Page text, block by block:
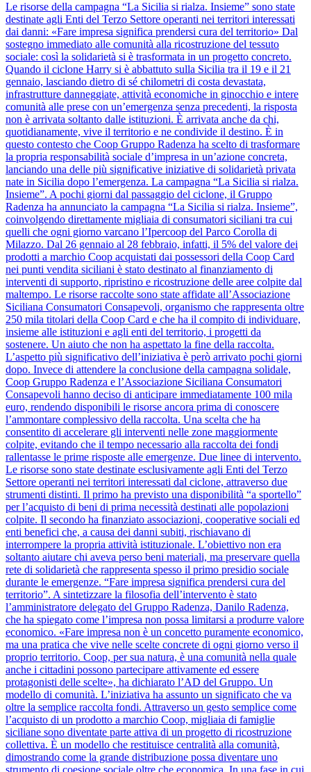
Le risorse della campagna “La Sicilia si rialza. Insieme” sono state
destinate agli Enti del Terzo Settore operanti nei territori interessati
dai danni: «Fare impresa significa prendersi cura del territorio» Dal
sostegno immediato alle comunità alla ricostruzione del tessuto
sociale: così la solidarietà si è trasformata in un progetto concreto.
Quando il ciclone Harry si è abbattuto sulla Sicilia tra il 19 e il 21
gennaio, lasciando dietro di sé chilometri di costa devastata,
infrastrutture danneggiate, attività economiche in ginocchio e intere
comunità alle prese con un’emergenza senza precedenti, la risposta
non è arrivata soltanto dalle istituzioni. È arrivata anche da chi,
quotidianamente, vive il territorio e ne condivide il destino. È in
questo contesto che Coop Gruppo Radenza ha scelto di trasformare
la propria responsabilità sociale d’impresa in un’azione concreta,
lanciando una delle più significative iniziative di solidarietà privata
nate in Sicilia dopo l’emergenza. La campagna “La Sicilia si rialza.
Insieme”. A pochi giorni dal passaggio del ciclone, il Gruppo
Radenza ha annunciato la campagna “La Sicilia si rialza. Insieme”,
coinvolgendo direttamente migliaia di consumatori siciliani tra cui
quelli che ogni giorno varcano l’Ipercoop del Parco Corolla di
Milazzo. Dal 26 gennaio al 28 febbraio, infatti, il 5% del valore dei
prodotti a marchio Coop acquistati dai possessori della Coop Card
nei punti vendita siciliani è stato destinato al finanziamento di
interventi di supporto, ripristino e ricostruzione delle aree colpite dal
maltempo. Le risorse raccolte sono state affidate all’Associazione
Siciliana Consumatori Consapevoli, organismo che rappresenta oltre
250 mila titolari della Coop Card e che ha il compito di individuare,
insieme alle istituzioni e agli enti del territorio, i progetti da
sostenere. Un aiuto che non ha aspettato la fine della raccolta.
L’aspetto più significativo dell’iniziativa è però arrivato pochi giorni
dopo. Invece di attendere la conclusione della campagna solidale,
Coop Gruppo Radenza e l’Associazione Siciliana Consumatori
Consapevoli hanno deciso di anticipare immediatamente 100 mila
euro, rendendo disponibili le risorse ancora prima di conoscere
l’ammontare complessivo della raccolta. Una scelta che ha
consentito di accelerare gli interventi nelle zone maggiormente
colpite, evitando che il tempo necessario alla raccolta dei fondi
rallentasse le prime risposte alle emergenze. Due linee di intervento.
Le risorse sono state destinate esclusivamente agli Enti del Terzo
Settore operanti nei territori interessati dal ciclone, attraverso due
strumenti distinti. Il primo ha previsto una disponibilità “a sportello”
per l’acquisto di beni di prima necessità destinati alle popolazioni
colpite. Il secondo ha finanziato associazioni, cooperative sociali ed
enti benefici che, a causa dei danni subiti, rischiavano di
interrompere la propria attività istituzionale. L’obiettivo non era
soltanto aiutare chi aveva perso beni materiali, ma preservare quella
rete di solidarietà che rappresenta spesso il primo presidio sociale
durante le emergenze. “Fare impresa significa prendersi cura del
territorio”. A sintetizzare la filosofia dell’intervento è stato
l’amministratore delegato del Gruppo Radenza, Danilo Radenza,
che ha spiegato come l’impresa non possa limitarsi a produrre valore
economico. «Fare impresa non è un concetto puramente economico,
ma una pratica che vive nelle scelte concrete di ogni giorno verso il
proprio territorio. Coop, per sua natura, è una comunità nella quale
anche i cittadini possono partecipare attivamente ed essere
protagonisti delle scelte», ha dichiarato l’AD del Gruppo. Un
modello di comunità. L’iniziativa ha assunto un significato che va
oltre la semplice raccolta fondi. Attraverso un gesto semplice come
l’acquisto di un prodotto a marchio Coop, migliaia di famiglie
siciliane sono diventate parte attiva di un progetto di ricostruzione
collettiva. È un modello che restituisce centralità alla comunità,
dimostrando come la grande distribuzione possa diventare uno